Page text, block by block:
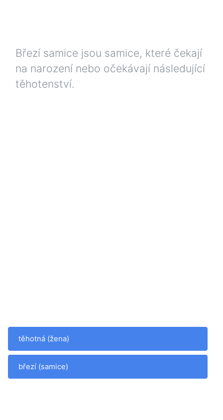
Březí samice jsou samice, které čekají
na narození nebo očekávají následující
těhotenství.
těhotná (žena)
březí (samice)